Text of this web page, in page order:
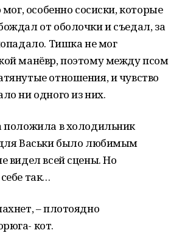
мог, особенно сосиски, которые
от оболочки и съедал, за
Тишка не мог
манёвр, поэтому между псом
отношения, и чувство
ни одного из них.
положила в холодильник
Васьки было любимым
видел всей сцены. Но
так…
– плотоядно
кот.